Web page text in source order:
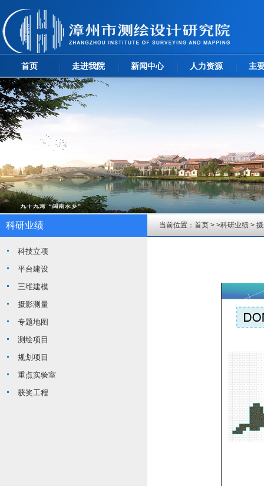
首页 走进我院 新闻中心 人力资源 主
科研业绩
科技立项
平台建设
三维建模
摄影测量
专题地图
测绘项目
规划项目
重点实验室
获奖工程
当前位置： 首页 > >科研业绩 >